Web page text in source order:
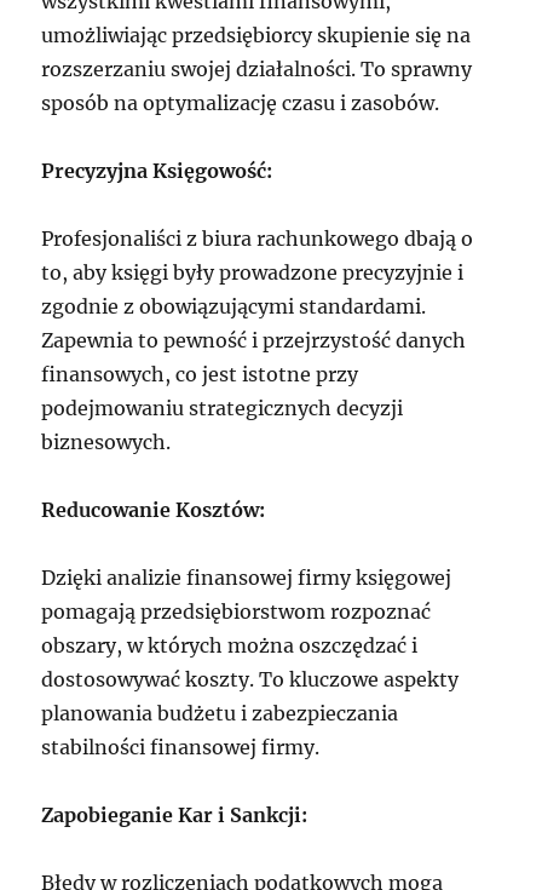
umożliwiając przedsiębiorcy skupienie się na
rozszerzaniu swojej działalności. To sprawny
sposób na optymalizację czasu i zasobów.
Precyzyjna Księgowość:
Profesjonaliści z biura rachunkowego dbają o
to, aby księgi były prowadzone precyzyjnie i
zgodnie z obowiązującymi standardami.
Zapewnia to pewność i przejrzystość danych
finansowych, co jest istotne przy
podejmowaniu strategicznych decyzji
biznesowych.
Reducowanie Kosztów:
Dzięki analizie finansowej firmy księgowej
pomagają przedsiębiorstwom rozpoznać
obszary, w których można oszczędzać i
dostosowywać koszty. To kluczowe aspekty
planowania budżetu i zabezpieczania
stabilności finansowej firmy.
Zapobieganie Kar i Sankcji:
Błędy w rozliczeniach podatkowych mogą